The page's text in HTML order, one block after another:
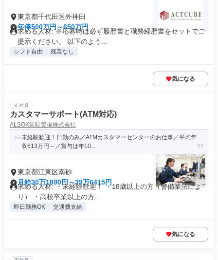
東京都千代田区外神田
年俸500万円～650万円
求める人材: ※応募時は必ず履歴書と職務経歴書をセットでご
提示ください。 以下のよう...
シフト自由 残業なし
気になる
正社員
カスタマーサポート(ATM対応)
ALSOK常駐警備株式会社
未経験歓迎！日勤のみ／ATMカスタマーセンターのお仕事／平均年
収613万円～／賞与は年10...
東京都江東区南砂
月給30万1890円～39万6415円
求める人材: ・未経験歓迎！ ・18歳以上の方（警備業法によ
り） ・高校卒業以上の方...
即日勤務OK 交通費支給
気になる